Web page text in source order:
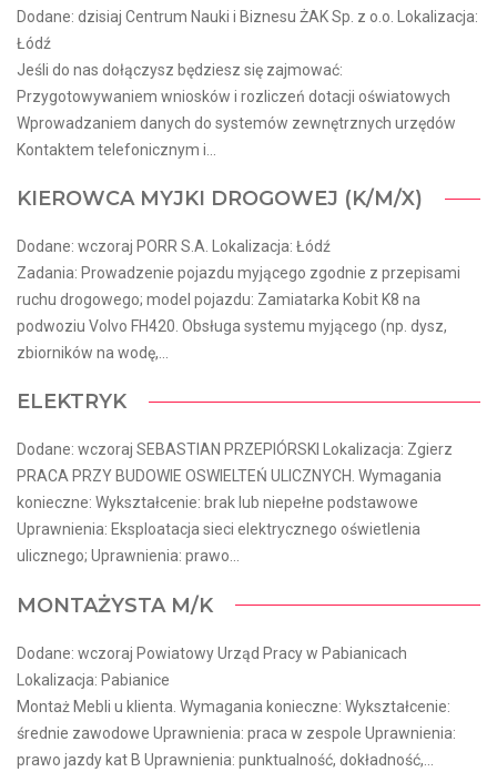
Dodane: dzisiaj Centrum Nauki i Biznesu ŻAK Sp. z o.o. Lokalizacja:
Łódź
Jeśli do nas dołączysz będziesz się zajmować:
Przygotowywaniem wniosków i rozliczeń dotacji oświatowych
Wprowadzaniem danych do systemów zewnętrznych urzędów
Kontaktem telefonicznym i...
KIEROWCA MYJKI DROGOWEJ (K/M/X)
Dodane: wczoraj PORR S.A. Lokalizacja: Łódź
Zadania: Prowadzenie pojazdu myjącego zgodnie z przepisami
ruchu drogowego; model pojazdu: Zamiatarka Kobit K8 na
podwoziu Volvo FH420. Obsługa systemu myjącego (np. dysz,
zbiorników na wodę,...
ELEKTRYK
Dodane: wczoraj SEBASTIAN PRZEPIÓRSKI Lokalizacja: Zgierz
PRACA PRZY BUDOWIE OSWIELTEŃ ULICZNYCH. Wymagania
konieczne: Wykształcenie: brak lub niepełne podstawowe
Uprawnienia: Eksploatacja sieci elektrycznego oświetlenia
ulicznego; Uprawnienia: prawo...
MONTAŻYSTA M/K
Dodane: wczoraj Powiatowy Urząd Pracy w Pabianicach
Lokalizacja: Pabianice
Montaż Mebli u klienta. Wymagania konieczne: Wykształcenie:
średnie zawodowe Uprawnienia: praca w zespole Uprawnienia:
prawo jazdy kat B Uprawnienia: punktualność, dokładność,...